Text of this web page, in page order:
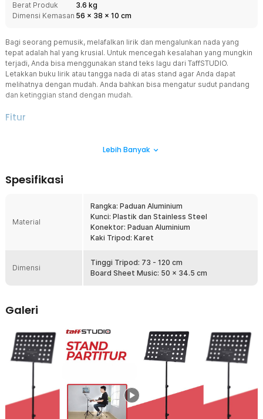
Berat Produk
3.6 kg
Dimensi Kemasan 56 x 38 x 10 cm
Bagi seorang pemusik, melafalkan lirik dan mengalunkan nada yang
tepat adalah hal yang krusial. Untuk mencegah kesalahan yang mungkin
terjadi, Anda bisa menggunakan stand teks lagu dari TaffSTUDIO.
Letakkan buku lirik atau tangga nada di atas stand agar Anda dapat
melihatnya dengan mudah. Anda bahkan bisa mengatur sudut pandang
dan ketinggian stand dengan mudah.
Fitur
Stand partitur buku musik ini dapat Anda lipat pada saat tidak
sedang tidak digunakan.
Terdapat penyangga untuk mencegah buku ataupun lembaran
catatan musik Anda terjatuh dari stand. Ukurannya yang dapat
disesuaikan membuat tripod stand ini sangat praktis untuk
Stand partitur ini dapat Anda atur ketinggiannya sehingga Anda
Dudukan Tripod
Dudukan penyangga stand ini memiliki 3 buah kaki sehingga sangat
seimbang untuk semua sudut, membuat stand ini berdiri kokoh
menopang buku musik Anda. Anda akan lebih nyaman bermain
musik sambil melihat not-not musik tanpa perlu khawatir akan
Kelengkapan Produk
Rincian yang Anda dapatkan untuk pembelian produk ini:
Lebih Banyak
Spesifikasi
Material
Rangka: Paduan Aluminium
Kunci: Plastik dan Stainless Steel
Konektor: Paduan Aluminium
Kaki Tripod: Karet
Dimensi
Tinggi Tripod: 73 - 120 cm
Board Sheet Music: 50 x 34.5 cm
Galeri